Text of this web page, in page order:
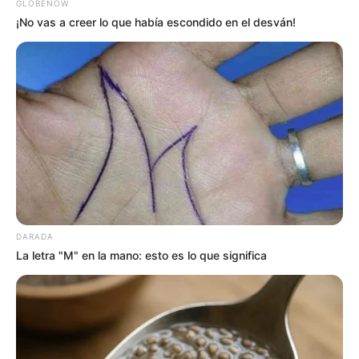
usuarios que verifican varias jugadas en una misma
jornada.
Cifras oficiales de Chontico Día del
viernes 12 de junio de 2026
posibles coincidencias con la información registrada en
su tiquete.
Número ganador:2034.
GLOBENOW
¡No vas a creer lo que había escondido en el desván!
DARADA
La letra "M" en la mano: esto es lo que significa